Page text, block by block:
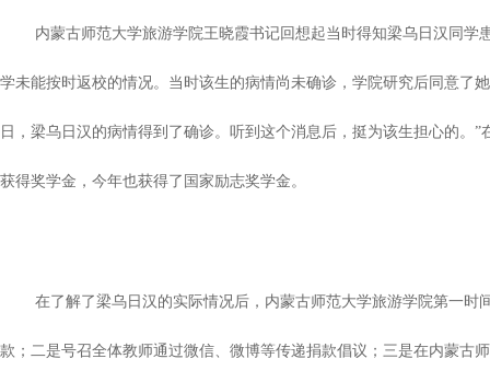
内蒙古师范大学旅游学院王晓霞书记回想起当时得知梁乌日汉同学
学未能按时返校的情况。当时该生的病情尚未确诊，学院研究后同意了
日，梁乌日汉的病情得到了确诊。听到这个消息后，挺为该生担心的
获得奖学金，今年也获得了国家励志奖学金。
在了解了梁乌日汉的实际情况后，内蒙古师范大学旅游学院第一时间
款；二是号召全体教师通过微信、微博等传递捐款倡议；三是在内蒙古